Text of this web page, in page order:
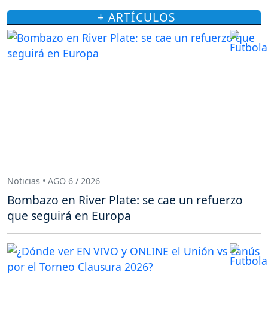
+ ARTÍCULOS
Noticias • AGO 6 / 2026
Bombazo en River Plate: se cae un refuerzo
que seguirá en Europa